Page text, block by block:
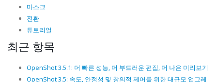
마스크
전환
튜토리얼
최근 항목
OpenShot 3.5.1: 더 빠른 성능, 더 부드러운 편집, 더 나은 미리보기
OpenShot 3.5: 속도, 안정성 및 창의적 제어를 위한 대규모 업그레